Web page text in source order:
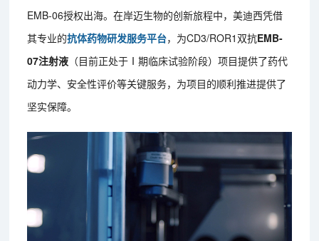
EMB-06授权出海。在岸迈生物的创新旅程中，美迪西凭借
其专业的抗体药物研发服务平台，为CD3/ROR1双抗EMB-
07注射液 （目前正处于Ⅰ期临床试验阶段）项目提供了药代
动力学、安全性评价等关键服务，为项目的顺利推进提供了
坚实保障。